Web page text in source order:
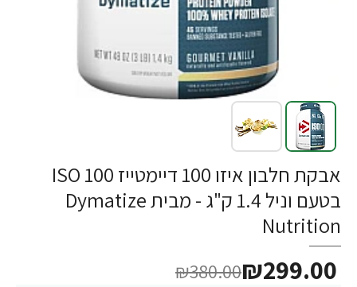
אבקת חלבון איזו 100 דיימטייז ISO 100
בטעם וניל 1.4 ק"ג - מבית Dymatize
Nutrition
₪299.00
₪380.00